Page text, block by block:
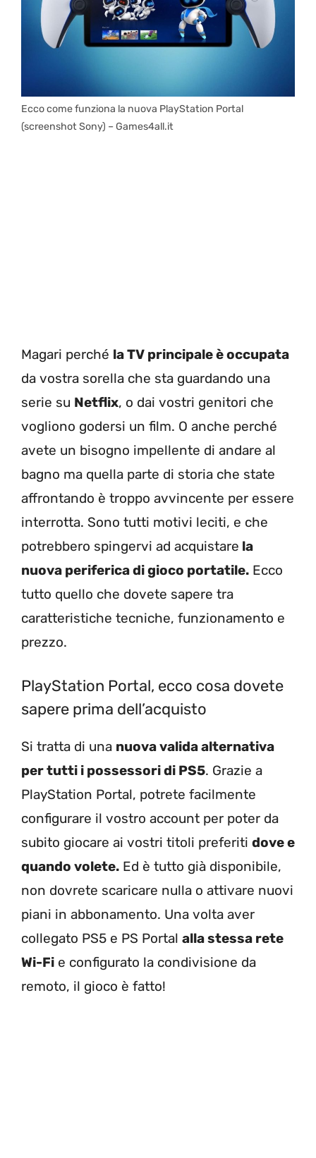
Ecco come funziona la nuova PlayStation Portal
(screenshot Sony) – Games4all.it
Magari perché la TV principale è occupata
da vostra sorella che sta guardando una
serie su Netflix, o dai vostri genitori che
vogliono godersi un film. O anche perché
avete un bisogno impellente di andare al
bagno ma quella parte di storia che state
affrontando è troppo avvincente per essere
interrotta. Sono tutti motivi leciti, e che
potrebbero spingervi ad acquistare la
nuova periferica di gioco portatile. Ecco
tutto quello che dovete sapere tra
caratteristiche tecniche, funzionamento e
prezzo.
PlayStation Portal, ecco cosa dovete
sapere prima dell’acquisto
Si tratta di una nuova valida alternativa
per tutti i possessori di PS5. Grazie a
PlayStation Portal, potrete facilmente
configurare il vostro account per poter da
subito giocare ai vostri titoli preferiti dove e
quando volete. Ed è tutto già disponibile,
non dovrete scaricare nulla o attivare nuovi
piani in abbonamento. Una volta aver
collegato PS5 e PS Portal alla stessa rete
Wi-Fi e configurato la condivisione da
remoto, il gioco è fatto!